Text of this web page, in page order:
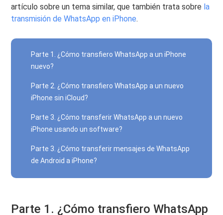
artículo sobre un tema similar, que también trata sobre la
transmisión de WhatsApp en iPhone.
Parte 1. ¿Cómo transfiero WhatsApp a un iPhone
nuevo?
Parte 2. ¿Cómo transfiero WhatsApp a un nuevo
iPhone sin iCloud?
Parte 3. ¿Cómo transferir WhatsApp a un nuevo
iPhone usando un software?
Parte 3. ¿Cómo transferir mensajes de WhatsApp
de Android a iPhone?
Parte 1. ¿Cómo transfiero WhatsApp